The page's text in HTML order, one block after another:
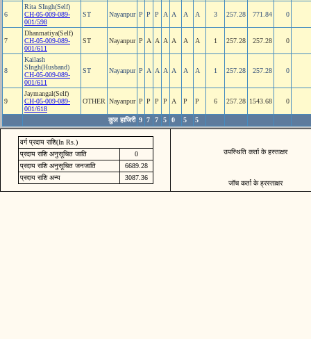
6
Rita SIngh(Self)
CH-05-009-089-
001/598
ST Nayanpur P P P A A A A 3 257.28 771.84 0
7
Dhanmatiya(Self)
CH-05-009-089-
001/611
ST Nayanpur P A A A A A A 1 257.28 257.28 0
8
Kailash
SIngh(Husband)
CH-05-009-089-
001/611
ST Nayanpur P A A A A A A 1 257.28 257.28 0
9
Jaymangal(Self)
CH-05-009-089-
001/618
OTHER Nayanpur P P P P A P P 6 257.28 1543.68 0
कुल हाजिरी 9 7 7 5 0 5 5
वर्ग प्रदाय राशि(In Rs.)
प्रदाय राशि अनुसूचित जाति
0
प्रदाय राशि अनुसूचित जनजाति
6689.28
प्रदाय राशि अन्य
3087.36
उपस्थिति कर्ता के हस्ताक्षर
जॉच कर्ता के ह्रस्ताक्षर